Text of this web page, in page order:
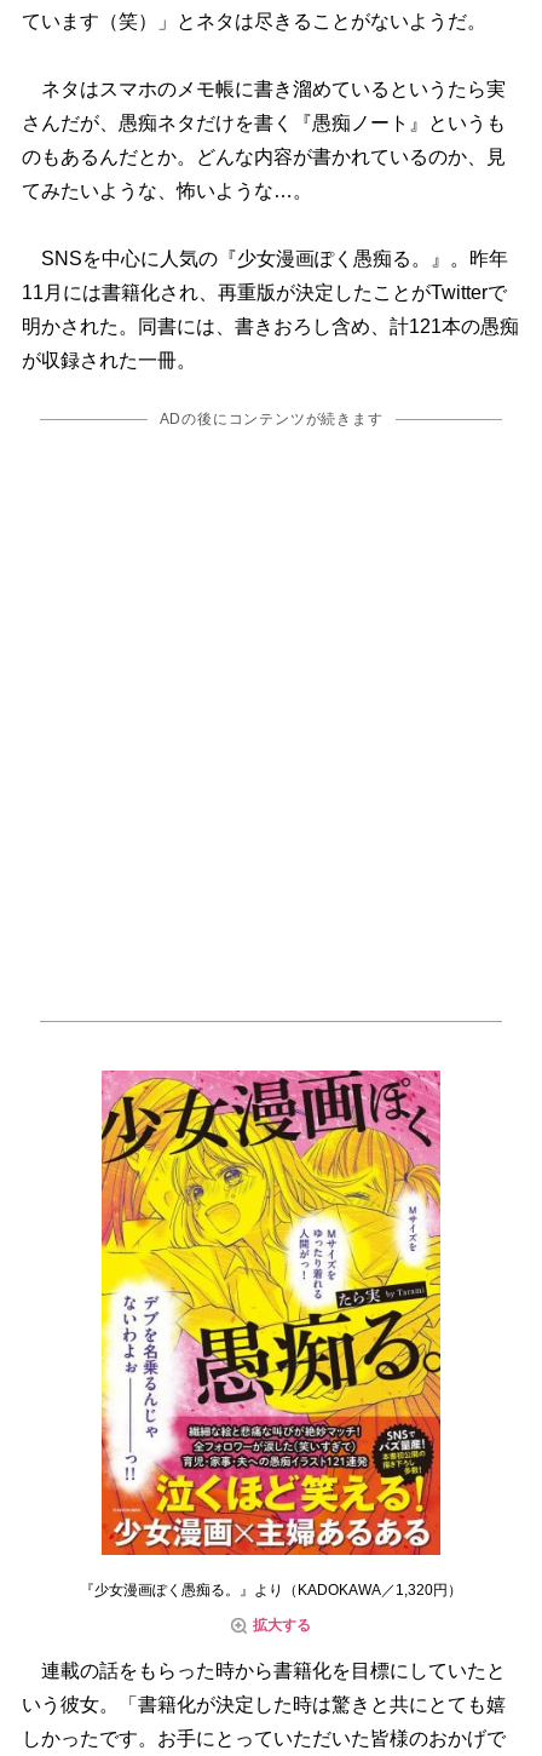
ています（笑）」とネタは尽きることがないようだ。
ネタはスマホのメモ帳に書き溜めているというたら実
さんだが、愚痴ネタだけを書く『愚痴ノート』というも
のもあるんだとか。どんな内容が書かれているのか、見
てみたいような、怖いような…。
SNSを中心に人気の『少女漫画ぽく愚痴る。』。昨年
11月には書籍化され、再重版が決定したことがTwitterで
明かされた。同書には、書きおろし含め、計121本の愚痴
が収録された一冊。
ADの後にコンテンツが続きます
『少女漫画ぽく愚痴る。』より（KADOKAWA／1,320円）
拡大する
連載の話をもらった時から書籍化を目標にしていたと
いう彼女。「書籍化が決定した時は驚きと共にとても嬉
しかったです。お手にとっていただいた皆様のおかげで